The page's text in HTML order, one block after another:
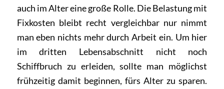
auch im Alter eine große Rolle. Die Belastung mit
Fixkosten bleibt recht vergleichbar nur nimmt
man eben nichts mehr durch Arbeit ein. Um hier
im dritten Lebensabschnitt nicht noch
Schiffbruch zu erleiden, sollte man möglichst
frühzeitig damit beginnen, fürs Alter zu sparen.